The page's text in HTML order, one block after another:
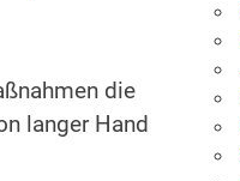
die
langer Hand